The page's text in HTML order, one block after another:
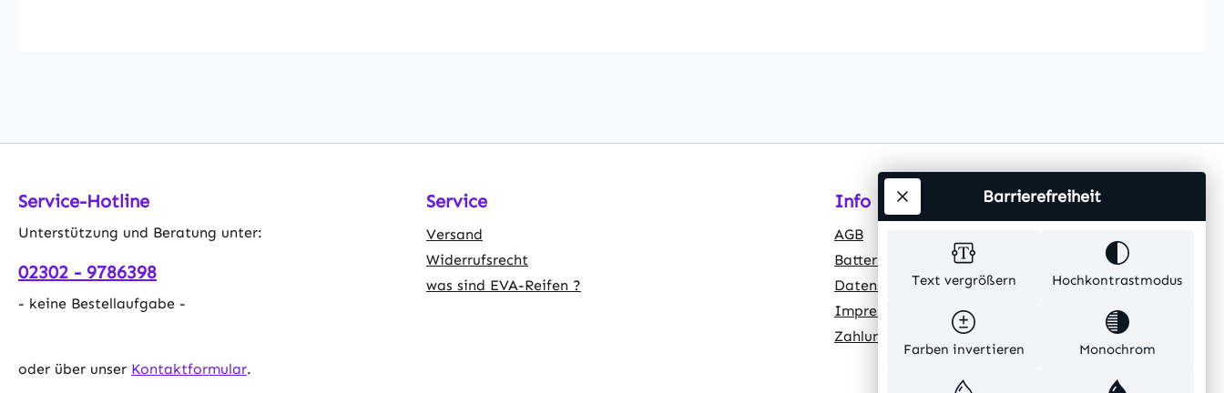
Service-Hotline
Unterstützung und Beratung unter:
02302 - 9786398
- keine Bestellaufgabe -
oder über unser Kontaktformular.
Service
Versand
Widerrufsrecht
was sind EVA-Reifen ?
Info
AGB
Batteriehinweis
Datenschutz
Impressum
Zahlungsarten
Text vergrößern Hochkontrastmodus
Farben invertieren Monochrom
Barrierefreiheit